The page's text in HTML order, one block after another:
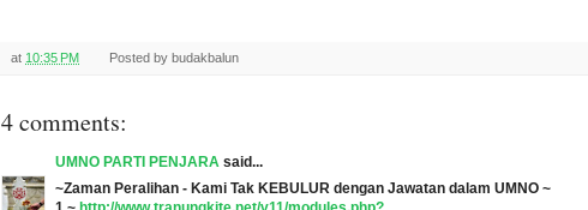
at 10:35 PM Posted by budakbalun
4 comments:
UMNO PARTI PENJARA said...
~Zaman Peralihan - Kami Tak KEBULUR dengan Jawatan dalam UMNO ~